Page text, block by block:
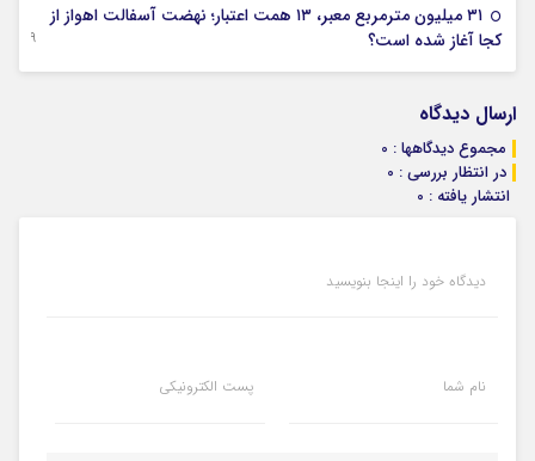
۳۱ میلیون مترمربع معبر، ۱۳ همت اعتبار؛ نهضت آسفالت اهواز از
کجا آغاز شده است؟
29 جولای 2026
ارسال دیدگاه
مجموع دیدگاهها : 0
در انتظار بررسی : 0
انتشار یافته : 0
دیدگاه خود را اینجا بنویسید
نام شما پست الکترونیکی